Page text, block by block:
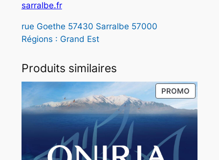
€
à
,
1
0
sarralbe.fr
rue Goethe 57430 Sarralbe 57000
Régions : Grand Est
Produits similaires
PROMO
EN